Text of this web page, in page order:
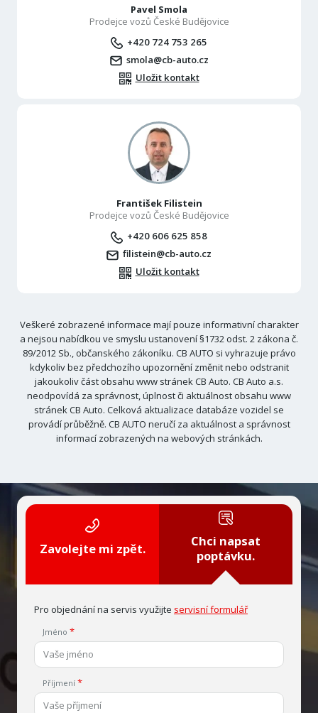
Pavel Smola
Prodejce vozů České Budějovice
+420 724 753 265
smola@cb-auto.cz
Uložit kontakt
František Filistein
Prodejce vozů České Budějovice
+420 606 625 858
filistein@cb-auto.cz
Uložit kontakt
Veškeré zobrazené informace mají pouze informativní charakter
a nejsou nabídkou ve smyslu ustanovení §1732 odst. 2 zákona č.
89/2012 Sb., občanského zákoníku. CB AUTO si vyhrazuje právo
kdykoliv bez předchozího upozornění změnit nebo odstranit
jakoukoliv část obsahu www stránek CB Auto. CB Auto a.s.
neodpovídá za správnost, úplnost či aktuálnost obsahu www
stránek CB Auto. Celková aktualizace databáze vozidel se
provádí průběžně. CB AUTO neručí za aktuálnost a správnost
informací zobrazených na webových stránkách.
Zavolejte mi zpět.
Chci napsat
poptávku.
Pro objednání na servis využijte servisní formulář
Jméno
Příjmení